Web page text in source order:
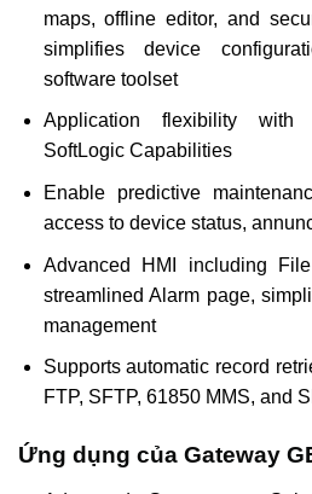
maps, offline editor, and
simplifies device
software toolset
Application flexibility with
SoftLogic Capabilities
Enable predictive
access to device status,
Advanced HMI including
streamlined Alarm page,
management
Supports automatic record
FTP, SFTP, 61850 MMS, and
Ứng dụng của Gateway